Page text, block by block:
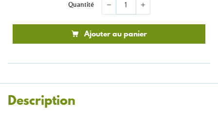
Quantité remove add
Ajouter au panier
Description